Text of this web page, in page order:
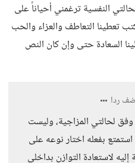
النفسية ترغمني أحياناً على
تعطينا التعاطف والعزاء والحب
السعادة حتى وإن كان النص
ردا
وفق لحالتي المزاجية، وليست
بفعله اختار نوعه على
لاستعادة التوازن بداخلي